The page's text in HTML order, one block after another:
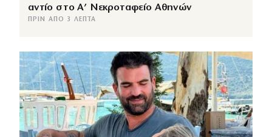
αντίο στο Α’ Νεκροταφείο Αθηνών
ΠΡΙΝ ΑΠΌ 3 ΛΕΠΤΆ